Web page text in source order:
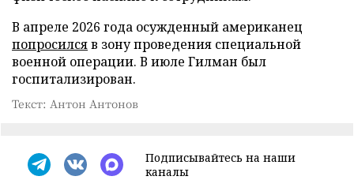
В апреле 2026 года осужденный американец
попросилсяв зону проведения специальной
военной операции. В июле Гилман был
госпитализирован.
Текст: Антон Антонов
Подписывайтесь на наши
каналы